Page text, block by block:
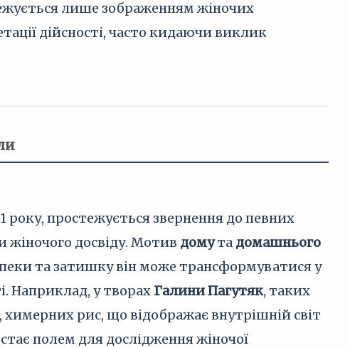
лише зображенням жіночих
дійсності, часто кидаючи виклик
року, простежується звернення до певних
жіночого досвіду. Мотив домута домашнього
та затишку він може трансформуватися у
Наприклад, у творах Галини Пагутяк, таких
рис, що відображає внутрішній світ
полем для дослідження жіночої